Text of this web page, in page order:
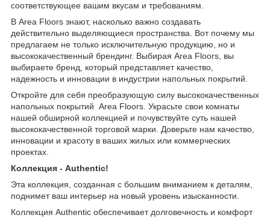
соответствующее вашим вкусам и требованиям.
В Area Floors знают, насколько важно создавать
действительно выделяющиеся пространства. Вот почему мы
предлагаем не только исключительную продукцию, но и
высококачественный брендинг. Выбирая Area Floors, вы
выбираете бренд, который представляет качество,
надежность и инновации в индустрии напольных покрытий.
Откройте для себя преобразующую силу высококачественных
напольных покрытий Area Floors. Украсьте свои комнаты
нашей обширной коллекцией и почувствуйте суть нашей
высококачественной торговой марки. Доверьте нам качество,
инновации и красоту в ваших жилых или коммерческих
проектах.
Коллекция - Authentic!
Эта коллекция, созданная с большим вниманием к деталям,
поднимет ваш интерьер на новый уровень изысканности.
Коллекция Authentic обеспечивает долговечность и комфорт